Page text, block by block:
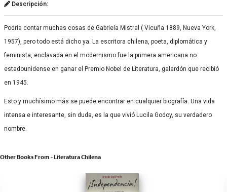
Descripción:
Podría contar muchas cosas de Gabriela Mistral ( Vicuña 1889, Nueva York,
1957), pero todo está dicho ya. La escritora chilena, poeta, diplomática y
feminista, enclavada en el modernismo fue la primera americana no
estadounidense en ganar el Premio Nobel de Literatura, galardón que recibió
en 1945.
Esto y muchísimo más se puede encontrar en cualquier biografía. Una vida
intensa e interesante, sin duda, es la que vivió Lucila Godoy, su verdadero
nombre.
Other Books From - Literatura Chilena